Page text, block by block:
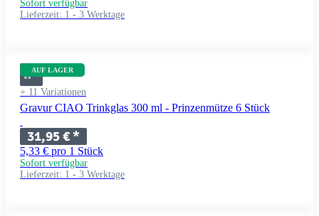
Sofort verfügbar
Lieferzeit: 1 - 3 Werktage
AUF LAGER
+ 11 Variationen
Gravur CIAO Trinkglas 300 ml - Prinzenmütze 6 Stück
31,95 €*
5,33 € pro 1 Stück
Sofort verfügbar
Lieferzeit: 1 - 3 Werktage